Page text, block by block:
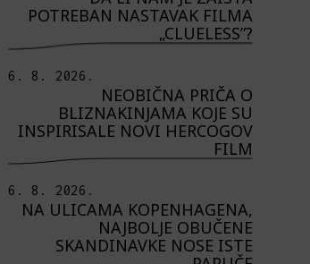
POTREBAN NASTAVAK FILMA
„CLUELESS”?
6. 8. 2026.
NEOBIČNA PRIČA O
BLIZNAKINJAMA KOJE SU
INSPIRISALE NOVI HERCOGOV
FILM
6. 8. 2026.
NA ULICAMA KOPENHAGENA,
NAJBOLJE OBUČENE
SKANDINAVKE NOSE ISTE